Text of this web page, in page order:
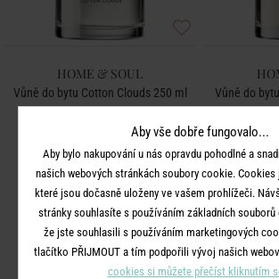
HOME & SOUL
Vůně do bytu Cotton Clouds 250 ml Vůně do
Aby vše dobře fungovalo...
Aby bylo nakupování u nás opravdu pohodlné a
našich webových stránkách soubory cookie. Cookies
které jsou dočasně uloženy ve vašem prohlížeči.
stránky souhlasíte s používáním základních souborů
že jste souhlasili s používáním marketingových
tlačítko PŘIJMOUT a tím podpořili vývoj našich
cookies si můžete přečíst kliknutím